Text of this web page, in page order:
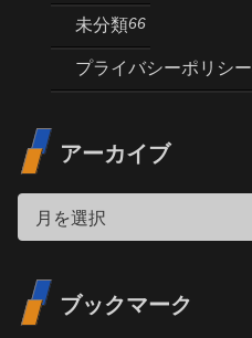
未分類66
プライバシーポリシー
アーカイブ
ブックマーク